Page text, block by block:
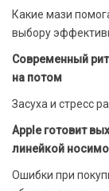
Какие мази
выбору
Современный
на потом
Засуха и стресс
Apple готовит
линейкой
Ошибки при